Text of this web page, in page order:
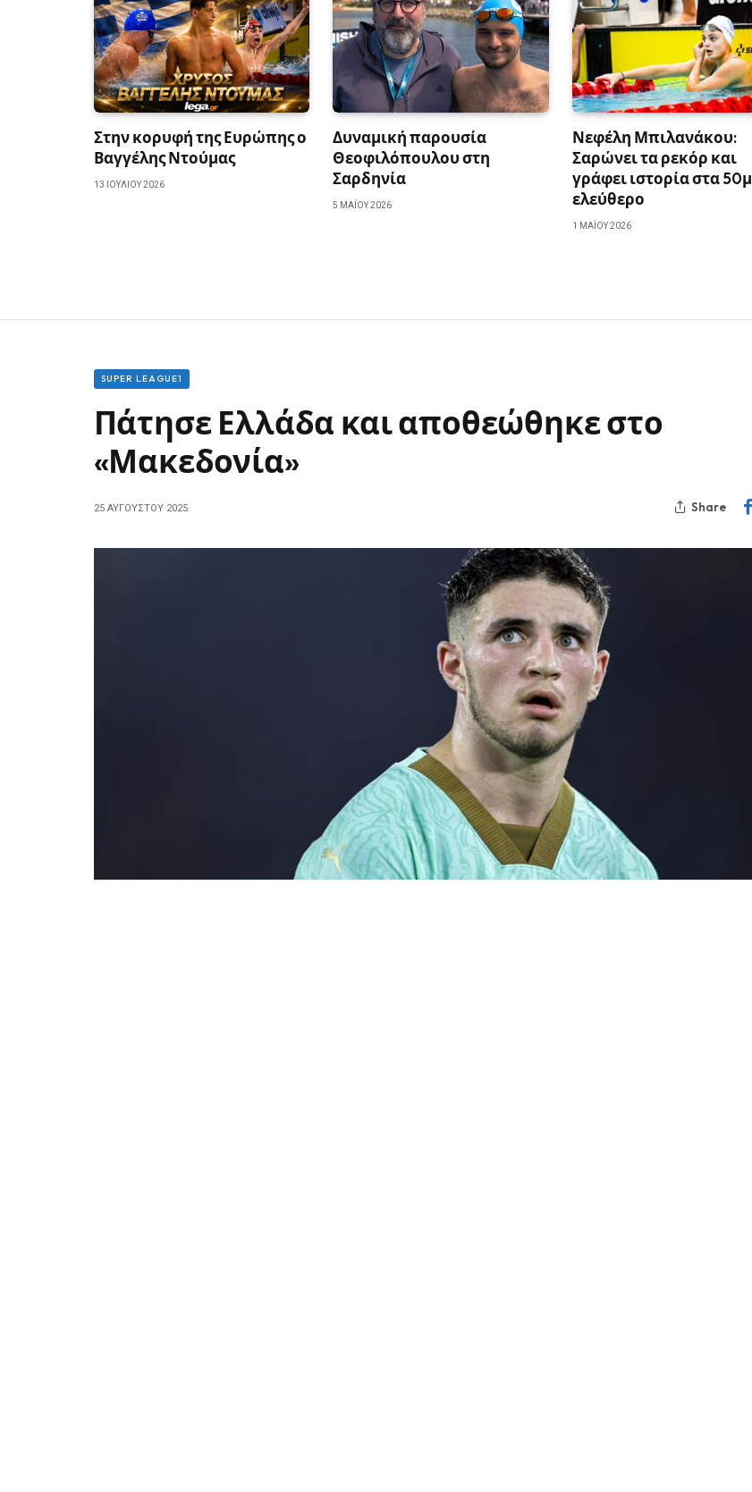
Στην κορυφή της Ευρώπης ο
Βαγγέλης Ντούμας
13 ΙΟΥΛΊΟΥ 2026
Δυναμική παρουσία
Θεοφιλόπουλου στη
Σαρδηνία
5 ΜΑΪ́ΟΥ 2026
Νεφέλη Μπιλανάκου:
Σαρώνει τα ρεκόρ και
γράφει ιστορία στα 50μ
ελεύθερο
1 ΜΑΪ́ΟΥ 2026
SUPER LEAGUE1
Πάτησε Ελλάδα και αποθεώθηκε στο
«Μακεδονία»
25 ΑΥΓΟΎΣΤΟΥ 2025 Share